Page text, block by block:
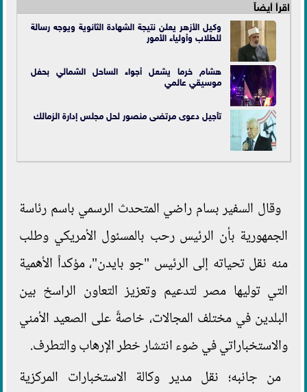
اقرأ أيضاً
وكيل الأزهر يعلن نتيجة الشهادة الثانوية ويوجه رسالة
للطلاب وأولياء الأمور
هشام خرما يشعل أجواء الساحل الشمالي بحفل
موسيقي عالمي
تأجيل دعوى مرتضى منصور لحل مجلس إدارة الزمالك
وقال السفير بسام راضي المتحدث الرسمي باسم رئاسة
الجمهورية بأن الرئيس رحب بالمسئول الأمريكي وطلب
منه نقل تحياته إلى الرئيس "جو بايدن"، مؤكداً الأهمية
التي توليها مصر لتدعيم وتعزيز التعاون الراسخ بين
البلدين في مختلف المجالات، خاصةً على الصعيد الأمني
والاستخباراتي في ضوء انتشار خطر الإرهاب والتطرف.
من جانبه؛ نقل مدير وكالة الاستخبارات المركزية